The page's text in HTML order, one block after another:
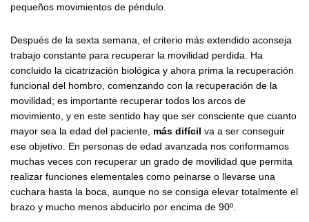
pequeños movimientos de péndulo.
Después de la sexta semana, el criterio más extendido aconseja
trabajo constante para recuperar la movilidad perdida. Ha
concluido la cicatrización biológica y ahora prima la recuperación
funcional del hombro, comenzando con la recuperación de la
movilidad; es importante recuperar todos los arcos de
movimiento, y en este sentido hay que ser consciente que cuanto
mayor sea la edad del paciente, más difícil va a ser conseguir
ese objetivo. En personas de edad avanzada nos conformamos
muchas veces con recuperar un grado de movilidad que permita
realizar funciones elementales como peinarse o llevarse una
cuchara hasta la boca, aunque no se consiga elevar totalmente el
brazo y mucho menos abducirlo por encima de 90º.